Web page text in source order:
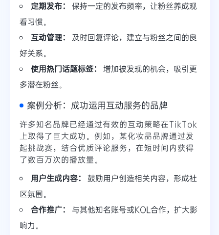
定期发布：
保持一定的发布频率，让粉丝养成观
看习惯。
互动管理：
及时回复评论，建立与粉丝之间的良
好关系。
使用热门话题标签：
增加被发现的机会，吸引更
多潜在粉丝。
案例分析：成功运用互动服务的品牌
许多知名品牌已经通过有效的互动策略在TikTok
上取得了巨大成功。例如，某化妆品品牌通过发
起挑战赛，结合优质评论服务，在短时间内获得
了数百万次的播放量。
用户生成内容：
鼓励用户创造相关内容，形成社
区氛围。
合作推广：
与其他知名账号或KOL合作，扩大影
响力。